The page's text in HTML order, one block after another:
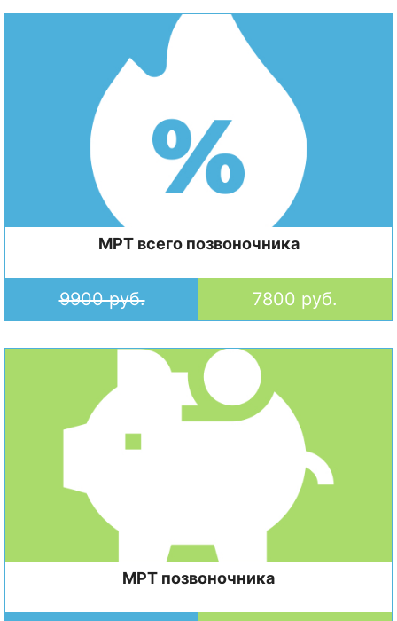
МРТ всего позвоночника
9900 руб. 7800 руб.
МРТ позвоночника